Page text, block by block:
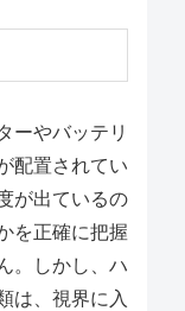
ーやバッテリ
配置されてい
が出ているの
を正確に把握
。しかし、ハ
は、視界に入